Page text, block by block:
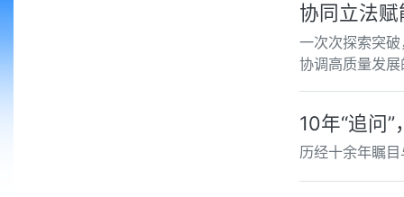
协同立法
一次次探索突
协调高质量发
10年“追问
历经十余年瞩